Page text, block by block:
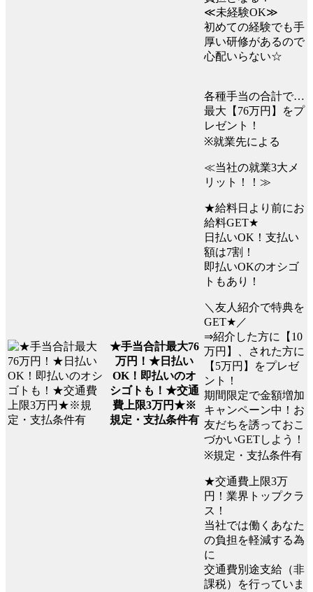
≪未経験OK≫
初めての経験でも手
厚い研修があるので
心配いらない☆
★手当合計最大76
万円！★日払い
OK！即払いのオ
シゴトも！★交通
費上限3万円★※
規定・支払条件有
各種手当の合計で…
最大【76万円】をプ
レゼント！
※就業先による
≪当社の就業3大メ
リット！！≫
★給料日より前にお
給料GET★
日払いOK！支払い
額は7割！
即払いOKのオシゴ
トもあり！
＼友人紹介で特典を
GET★／
⇒紹介した方に【10
万円】、された方に
【5万円】をプレゼ
ント！
期間限定で金額増加
キャンペーン中！お
友だちを誘っておこ
づかいGETしよう！
※規定・支払条件有
★交通費上限3万
円！業界トップクラ
ス！
当社では働くあなた
の負担を軽減する為
に
交通費別途支給（非
課税）を行っていま